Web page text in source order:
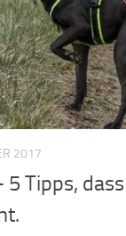
2017
Tipps,